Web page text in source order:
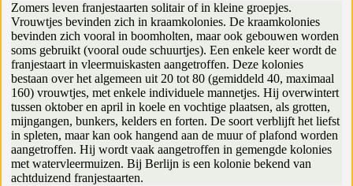
Zomers leven franjestaarten solitair of in kleine groepjes.
Vrouwtjes bevinden zich in kraamkolonies. De kraamkolonies
bevinden zich vooral in boomholten, maar ook gebouwen worden
soms gebruikt (vooral oude schuurtjes). Een enkele keer wordt de
franjestaart in vleermuiskasten aangetroffen. Deze kolonies
bestaan over het algemeen uit 20 tot 80 (gemiddeld 40, maximaal
160) vrouwtjes, met enkele individuele mannetjes. Hij overwintert
tussen oktober en april in koele en vochtige plaatsen, als grotten,
mijngangen, bunkers, kelders en forten. De soort verblijft het liefst
in spleten, maar kan ook hangend aan de muur of plafond worden
aangetroffen. Hij wordt vaak aangetroffen in gemengde kolonies
met watervleermuizen. Bij Berlijn is een kolonie bekend van
achtduizend franjestaarten.